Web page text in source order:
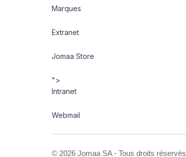
Marques
Extranet
Jomaa Store
">
Intranet
Webmail
© 2026 Jomaa SA - Tous droits réservés